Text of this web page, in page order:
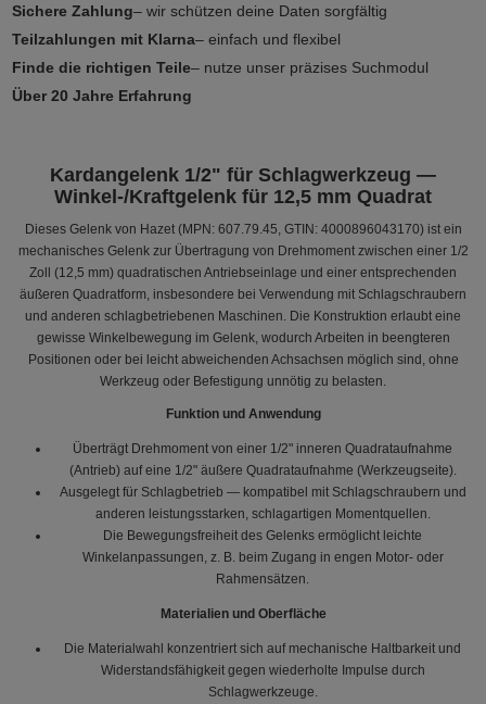
Sichere Zahlung– wir schützen deine Daten sorgfältig
Teilzahlungen mit Klarna– einfach und flexibel
Finde die richtigen Teile– nutze unser präzises Suchmodul
Über 20 Jahre Erfahrung
Kardangelenk 1/2" für Schlagwerkzeug —
Winkel-/Kraftgelenk für 12,5 mm Quadrat
Dieses Gelenk von Hazet (MPN: 607.79.45, GTIN: 4000896043170) ist ein
mechanisches Gelenk zur Übertragung von Drehmoment zwischen einer 1/2
Zoll (12,5 mm) quadratischen Antriebseinlage und einer entsprechenden
äußeren Quadratform, insbesondere bei Verwendung mit Schlagschraubern
und anderen schlagbetriebenen Maschinen. Die Konstruktion erlaubt eine
gewisse Winkelbewegung im Gelenk, wodurch Arbeiten in beengteren
Positionen oder bei leicht abweichenden Achsachsen möglich sind, ohne
Werkzeug oder Befestigung unnötig zu belasten.
Funktion und Anwendung
Überträgt Drehmoment von einer 1/2" inneren Quadrataufnahme
(Antrieb) auf eine 1/2" äußere Quadrataufnahme (Werkzeugseite).
Ausgelegt für Schlagbetrieb — kompatibel mit Schlagschraubern und
anderen leistungsstarken, schlagartigen Momentquellen.
Die Bewegungsfreiheit des Gelenks ermöglicht leichte
Winkelanpassungen, z. B. beim Zugang in engen Motor- oder
Rahmensätzen.
Materialien und Oberfläche
Die Materialwahl konzentriert sich auf mechanische Haltbarkeit und
Widerstandsfähigkeit gegen wiederholte Impulse durch
Schlagwerkzeuge.